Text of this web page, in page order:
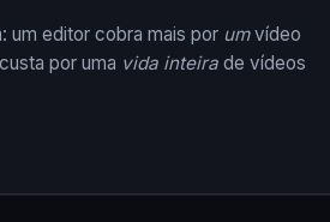
um editor cobra mais por umvídeo
por uma vida inteira de vídeos